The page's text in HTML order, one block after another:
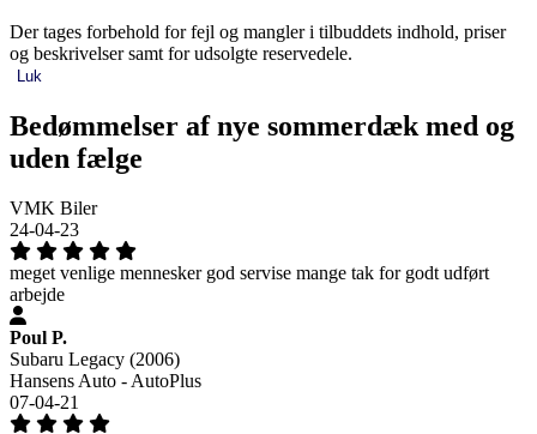
Der tages forbehold for fejl og mangler i tilbuddets indhold, priser
og beskrivelser samt for udsolgte reservedele.
Luk
Bedømmelser af nye sommerdæk med og
uden fælge
VMK Biler
24-04-23
meget venlige mennesker god servise mange tak for godt udført
arbejde
Poul P.
Subaru Legacy (2006)
Hansens Auto - AutoPlus
07-04-21